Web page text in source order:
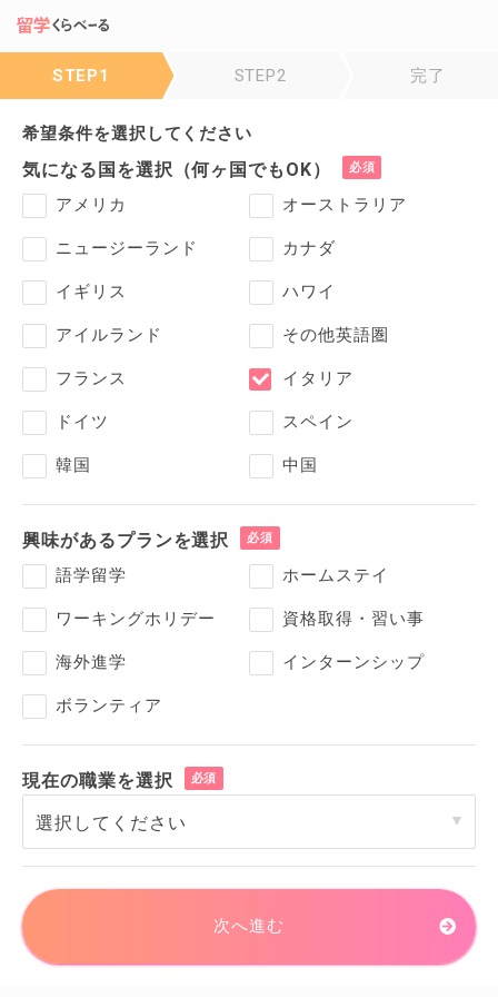
STEP1 STEP2 完了
希望条件を選択してください
気になる国を選択（何ヶ国でもOK）
アメリカ オーストラリア
ニュージーランド カナダ
イギリス ハワイ
アイルランド その他英語圏
フランス イタリア
ドイツ スペイン
韓国 中国
興味があるプランを選択
語学留学 ホームステイ
ワーキングホリデー 資格取得・習い事
海外進学 インターンシップ
ボランティア
現在の職業を選択
次へ進む